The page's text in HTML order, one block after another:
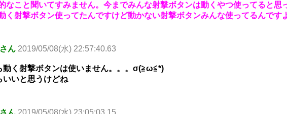
なこと聞いてすみません。今までみんな射撃ボタンは動くやつ使ってると思
く射撃ボタン使ってたんですけど動かない射撃ボタンみんな使ってるんです
ん 2019/05/08(水) 22:57:40.63
動く射撃ボタンは使いません。。。σ(≧ω≦*)
いいと思うけどね